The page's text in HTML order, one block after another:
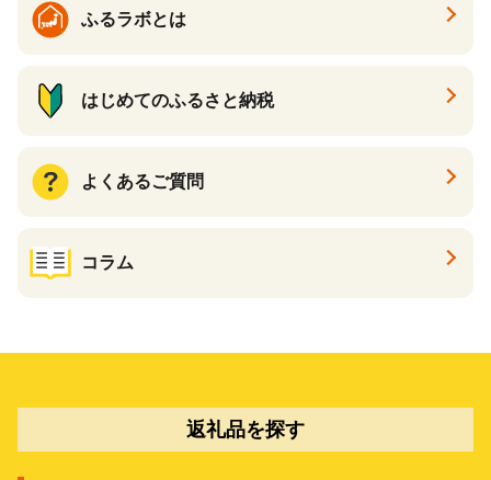
ふるラボとは
はじめてのふるさと納税
よくあるご質問
コラム
返礼品を探す